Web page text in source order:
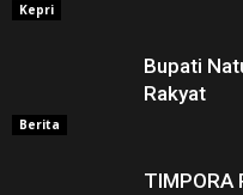
Kepri
Berita
Bupati
Rakyat
TIMPORA